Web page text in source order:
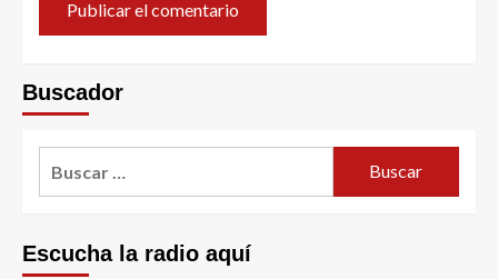
Buscador
Escucha la radio aquí